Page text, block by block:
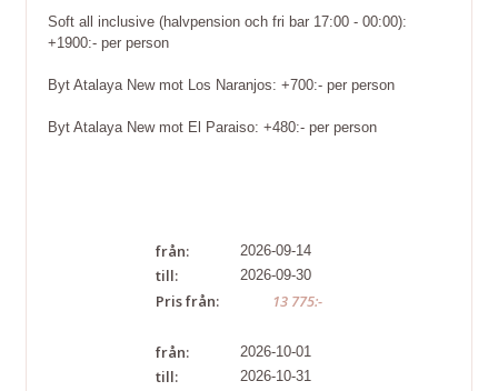
Soft all inclusive (halvpension och fri bar 17:00 - 00:00):
+1900:- per person
Byt Atalaya New mot Los Naranjos: +700:- per person
Byt Atalaya New mot El Paraiso: +480:- per person
från: 2026-09-14
till: 2026-09-30
Pris från: 13 775:-
från: 2026-10-01
till: 2026-10-31